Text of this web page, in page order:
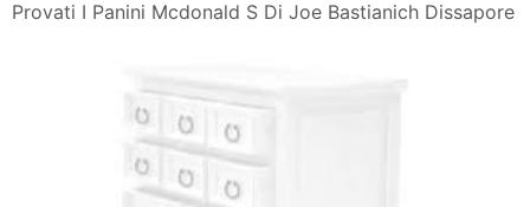
Provati I Panini Mcdonald S Di Joe Bastianich Dissapore